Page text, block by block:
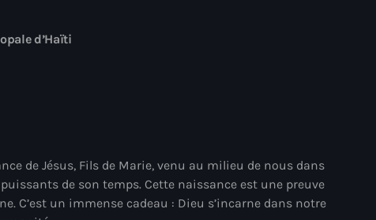
février 2025
janvier 2025
d’Haïti
de Jésus, Fils de Marie, venu au milieu de nous dans
de son temps. Cette naissance est une preuve
C’est un immense cadeau : Dieu s’incarne dans notre